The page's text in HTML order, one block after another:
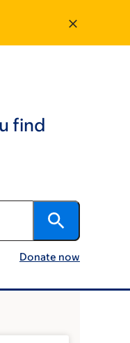
find
Donate now